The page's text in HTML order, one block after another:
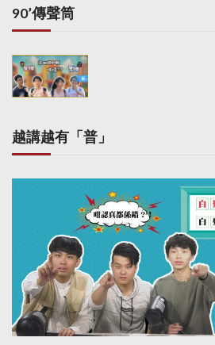
a
t
i
o
n
90’傳聲筒
越講越有「普」